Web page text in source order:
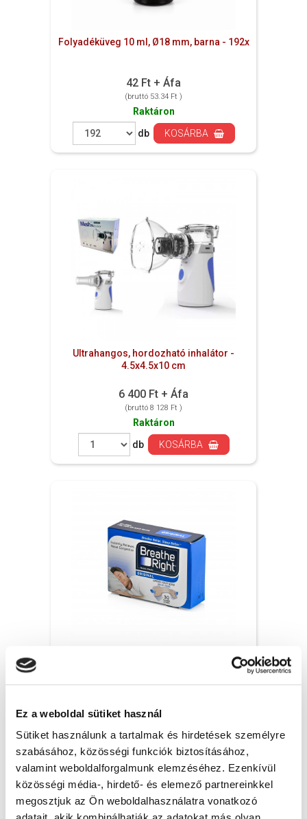
Ez a weboldal sütiket használ
Sütiket használunk a tartalmak és hirdetések személyre
szabásához, közösségi funkciók biztosításához,
valamint weboldalforgalmunk elemzéséhez. Ezenkívül
közösségi média-, hirdető- és elemező partnereinkkel
megosztjuk az Ön weboldalhasználatra vonatkozó
Folyadéküveg 10 ml, Ø18 mm, barna - 192x
42 Ft + Áfa
(bruttó 53.34 Ft )
Raktáron
db
KOSÁRBA
Ultrahangos, hordozható inhalátor -
4.5x4.5x10 cm
6 400 Ft + Áfa
(bruttó 8 128 Ft )
Raktáron
db
KOSÁRBA
Breathe Right orrtapasz Original, S/M – 30x
(bruttó 7 874 Ft )
Raktáron
db
KOSÁRBA